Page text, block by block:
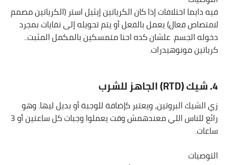
فيه دايما اختلافات إذا كان الكرياتين إيثيل استر (الكرياتين مصمم
لامتصاص فعال) يعمل بالفعل أو يتم تحويله إلى نفايات بمجرد
دخوله الجسم. علشان كده احنا متمسكين بالمكمل المثبت..
كرياتين مونوهيدرات.
4. شيك (RTD) الجاهز للشرب
زي الشيك البروتين، ويعتبر كإضافة للوجبة أو بديل ليها. وهو
رائع للناس اللي معندهمش وقت يعملوا وجبات كل ساعتين أو 3
ساعات.
التوصيات